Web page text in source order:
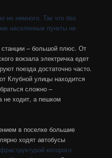
– большой плюс. От
вокзала электричка едет
поезда достаточно часто.
Клубной улицы находится
сложно –
не ходит, а пешком
в поселке большие
ходят автобусы
которого